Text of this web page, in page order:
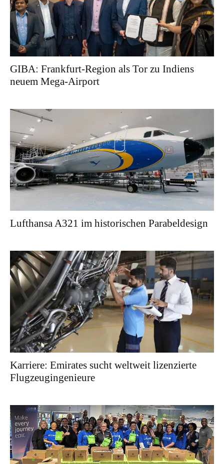
GIBA: Frankfurt-Region als Tor zu Indiens
neuem Mega-Airport
Lufthansa A321 im historischen Parabeldesign
Karriere: Emirates sucht weltweit lizenzierte
Flugzeugingenieure